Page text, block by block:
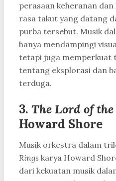
perasaan keheranan dan
rasa takut yang datang
purba tersebut. Musik
hanya mendampingi
tetapi juga memperkuat
tentang eksplorasi dan
terduga.
3. The Lord of
Howard Shore
Musik orkestra dalam
Rings karya Howard
dari kekuatan musik